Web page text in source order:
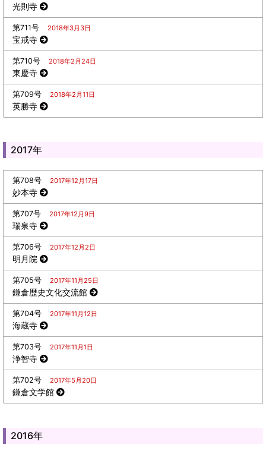
光則寺
第711号 2018年3月3日
宝戒寺
第710号 2018年2月24日
東慶寺
第709号 2018年2月11日
英勝寺
2017年
第708号 2017年12月17日
妙本寺
第707号 2017年12月9日
瑞泉寺
第706号 2017年12月2日
明月院
第705号 2017年11月25日
鎌倉歴史文化交流館
第704号 2017年11月12日
海蔵寺
第703号 2017年11月1日
浄智寺
第702号 2017年5月20日
鎌倉文学館
2016年